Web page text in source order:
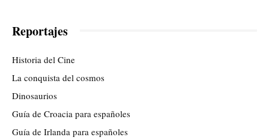
Reportajes
Historia del Cine
La conquista del cosmos
Dinosaurios
Guía de Croacia para españoles
Guía de Irlanda para españoles